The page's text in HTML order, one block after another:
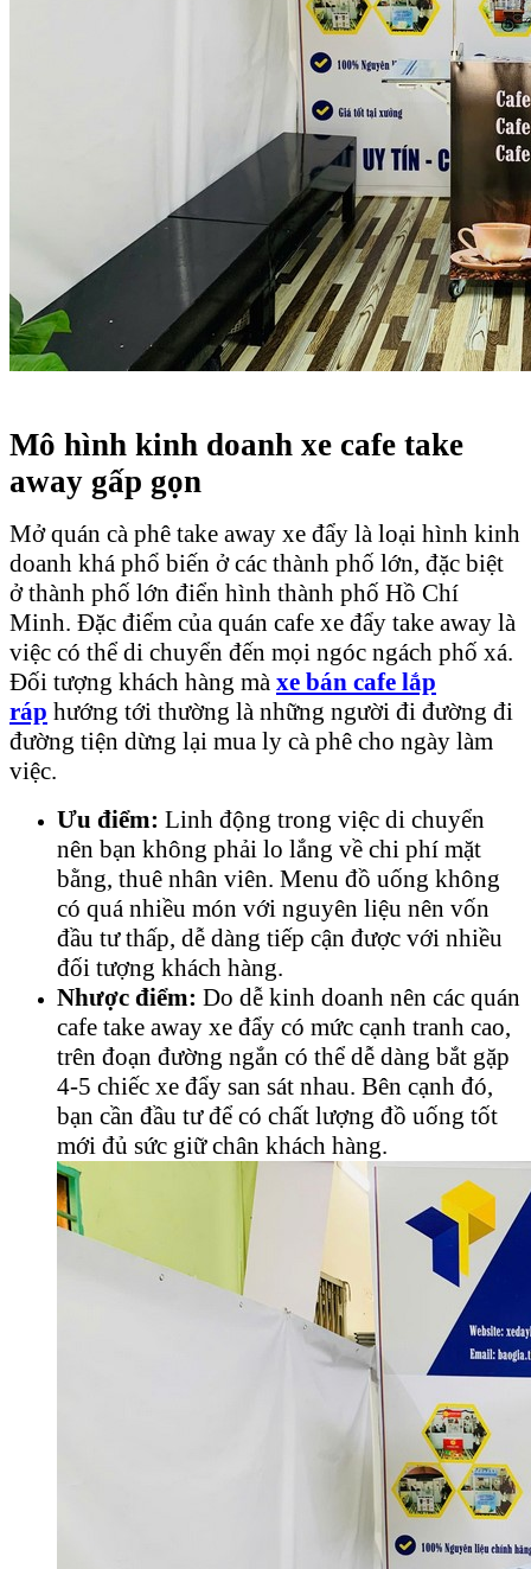
Mô hình kinh doanh xe cafe take
away gấp gọn
Mở quán cà phê take away xe đẩy là loại hình kinh
doanh khá phổ biến ở các thành phố lớn, đặc biệt
ở thành phố lớn điển hình thành phố Hồ Chí
Minh. Đặc điểm của quán cafe xe đẩy take away là
việc có thể di chuyển đến mọi ngóc ngách phố xá.
Đối tượng khách hàng mà xe bán cafe lắp
ráp hướng tới thường là những người đi đường đi
đường tiện dừng lại mua ly cà phê cho ngày làm
việc.
Ưu điểm: Linh động trong việc di chuyển
nên bạn không phải lo lắng về chi phí mặt
bằng, thuê nhân viên. Menu đồ uống không
có quá nhiều món với nguyên liệu nên vốn
đầu tư thấp, dễ dàng tiếp cận được với nhiều
đối tượng khách hàng.
Nhược điểm: Do dễ kinh doanh nên các quán
cafe take away xe đẩy có mức cạnh tranh cao,
trên đoạn đường ngắn có thể dễ dàng bắt gặp
4-5 chiếc xe đẩy san sát nhau. Bên cạnh đó,
bạn cần đầu tư để có chất lượng đồ uống tốt
mới đủ sức giữ chân khách hàng.